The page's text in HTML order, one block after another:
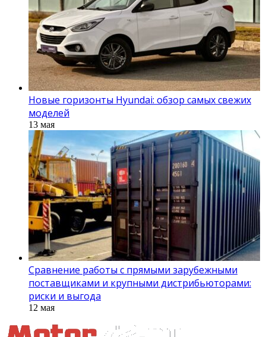
Новые горизонты Hyundai: обзор самых свежих
моделей
13 мая
Сравнение работы с прямыми зарубежными
поставщиками и крупными дистрибьюторами:
риски и выгода
12 мая